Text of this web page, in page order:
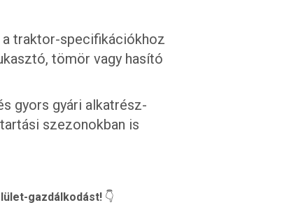
traktor-specifikációkhoz
tömör vagy hasító
gyors gyári alkatrész-
szezonokban is
gazdálkodást! 👇